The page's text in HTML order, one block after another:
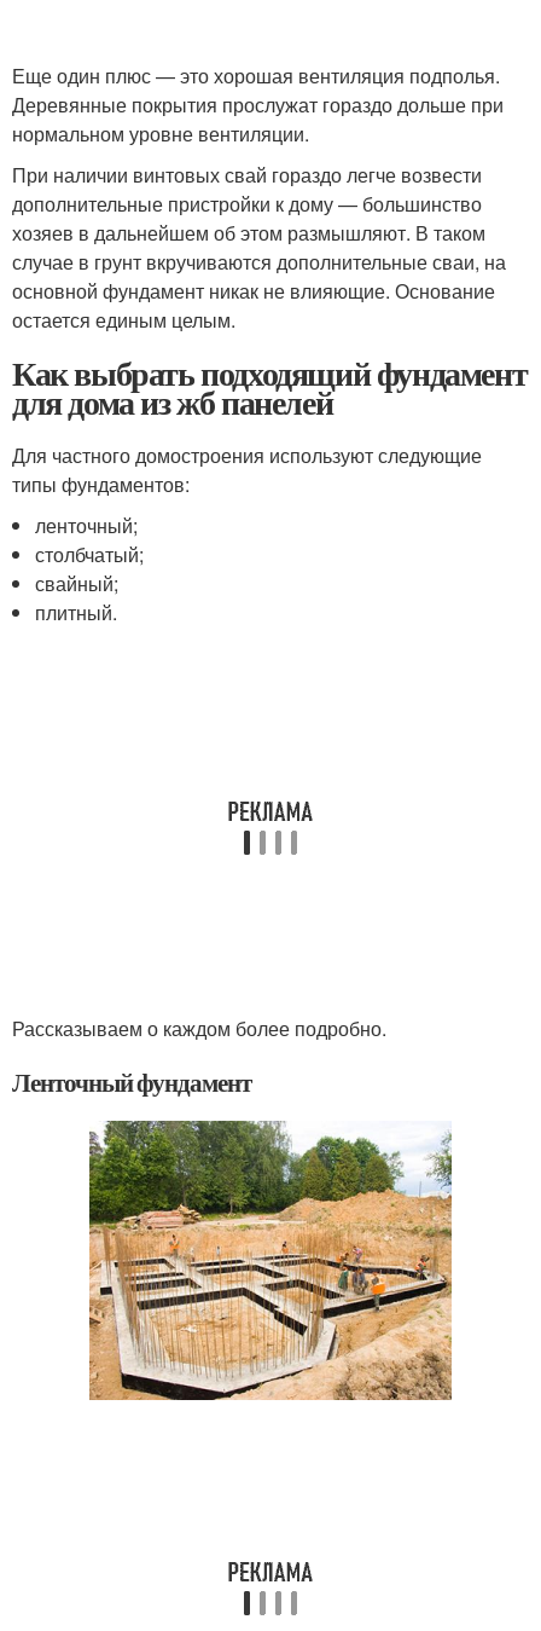
Еще один плюс — это хорошая вентиляция подполья.
Деревянные покрытия прослужат гораздо дольше при
нормальном уровне вентиляции.
При наличии винтовых свай гораздо легче возвести
дополнительные пристройки к дому — большинство
хозяев в дальнейшем об этом размышляют. В таком
случае в грунт вкручиваются дополнительные сваи, на
основной фундамент никак не влияющие. Основание
остается единым целым.
Как выбрать подходящий фундамент
для дома из жб панелей
Для частного домостроения используют следующие
типы фундаментов:
ленточный;
столбчатый;
свайный;
плитный.
Рассказываем о каждом более подробно.
Ленточный фундамент